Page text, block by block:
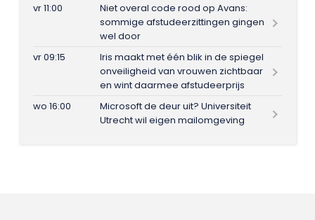
vr 11:00
Niet overal code rood op Avans:
sommige afstudeerzittingen gingen
wel door
vr 09:15
Iris maakt met één blik in de spiegel
onveiligheid van vrouwen zichtbaar
en wint daarmee afstudeerprijs
wo 16:00
Microsoft de deur uit? Universiteit
Utrecht wil eigen mailomgeving